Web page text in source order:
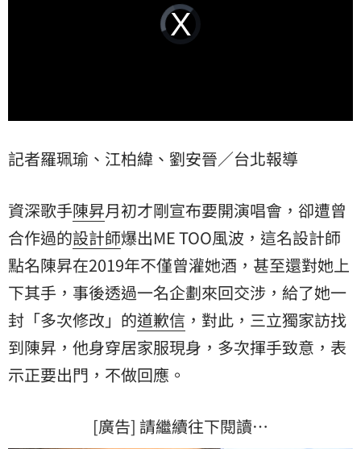
Video
Player
is
loading.
記者羅珮瑜、江柏緯、劉安晉／台北報導
資深歌手陳昇月初才剛宣布要開演唱會，卻遭曾
合作過的設計師爆出ME TOO風波，這名設計師
點名陳昇在2019年不僅曾灌她酒，甚至還對她上
下其手，事後透過一名企劃來回交涉，給了她一
封「多次修改」的道歉信 ，對此，三立獨家訪找
到陳昇，他身穿居家服現身，多次揮手致意，表
示正要出門，不做回應。
[廣告] 請繼續往下閱讀…